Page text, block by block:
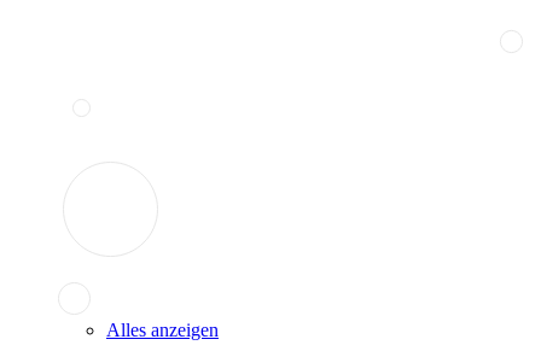
Alles anzeigen